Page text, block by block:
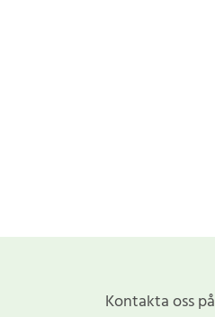
Kontakta oss på